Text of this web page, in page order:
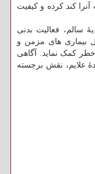
کند کرده و کیفیت
سالم، فعالیت بدنی
بیماری های مزمن و
کمک نماید. آگاهی
علایم، نقش برجسته